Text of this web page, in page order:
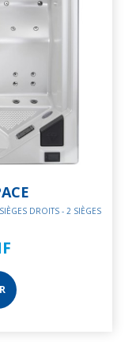
DROITS - 2 SIÈGES